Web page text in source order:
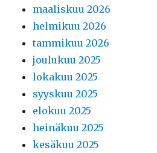
maaliskuu 2026
helmikuu 2026
tammikuu 2026
joulukuu 2025
lokakuu 2025
syyskuu 2025
elokuu 2025
heinäkuu 2025
kesäkuu 2025